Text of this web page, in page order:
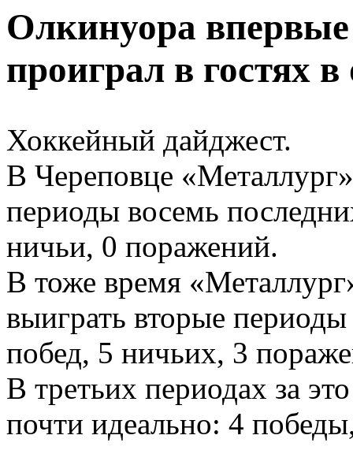
Олкинуора впервые
проиграл в гостях
Хоккейный дайджест.
В Череповце
периоды восемь
ничьи, 0 поражений.
В тоже время
выиграть вторые
побед, 5 ничьих, 3
В третьих периодах за
почти идеально: 4